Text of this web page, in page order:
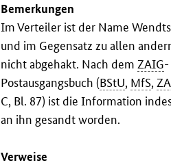
Bemerkungen
Im Verteiler ist der Name
und im Gegensatz zu allen
nicht abgehakt. Nach demZAIG-
Postausgangsbuch (BStU, MfS,
C, Bl. 87) ist die Information
an ihn gesandt worden.
Verweise